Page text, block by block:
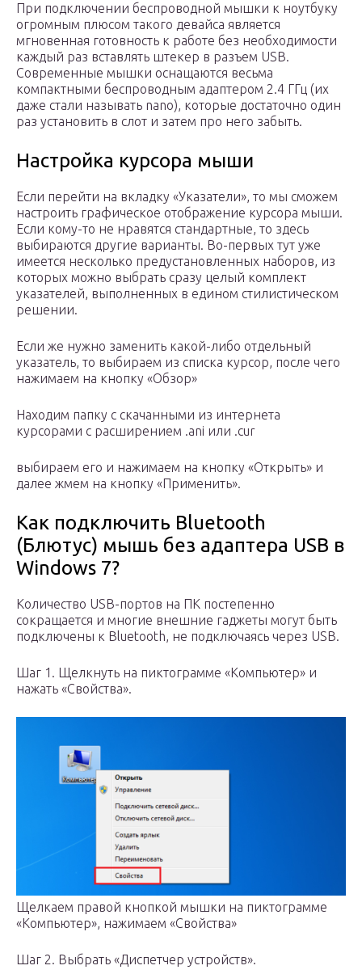
При подключении беспроводной мышки к ноутбуку
огромным плюсом такого девайса является
мгновенная готовность к работе без необходимости
каждый раз вставлять штекер в разъем USB.
Современные мышки оснащаются весьма
компактными беспроводным адаптером 2.4 ГГц (их
даже стали называть nano), которые достаточно один
раз установить в слот и затем про него забыть.
Настройка курсора мыши
Если перейти на вкладку «Указатели», то мы сможем
настроить графическое отображение курсора мыши.
Если кому-то не нравятся стандартные, то здесь
выбираются другие варианты. Во-первых тут уже
имеется несколько предустановленных наборов, из
которых можно выбрать сразу целый комплект
указателей, выполненных в едином стилистическом
решении.
Если же нужно заменить какой-либо отдельный
указатель, то выбираем из списка курсор, после чего
нажимаем на кнопку «Обзор»
Находим папку с скачанными из интернета
курсорами с расширением .ani или .cur
выбираем его и нажимаем на кнопку «Открыть» и
далее жмем на кнопку «Применить».
Как подключить Bluetooth
(Блютус) мышь без адаптера USB в
Windows 7?
Количество USB-портов на ПК постепенно
сокращается и многие внешние гаджеты могут быть
подключены к Bluetooth, не подключаясь через USB.
Шаг 1. Щелкнуть на пиктограмме «Компьютер» и
нажать «Свойства».
Щелкаем правой кнопкой мышки на пиктограмме
«Компьютер», нажимаем «Свойства»
Шаг 2. Выбрать «Диспетчер устройств».